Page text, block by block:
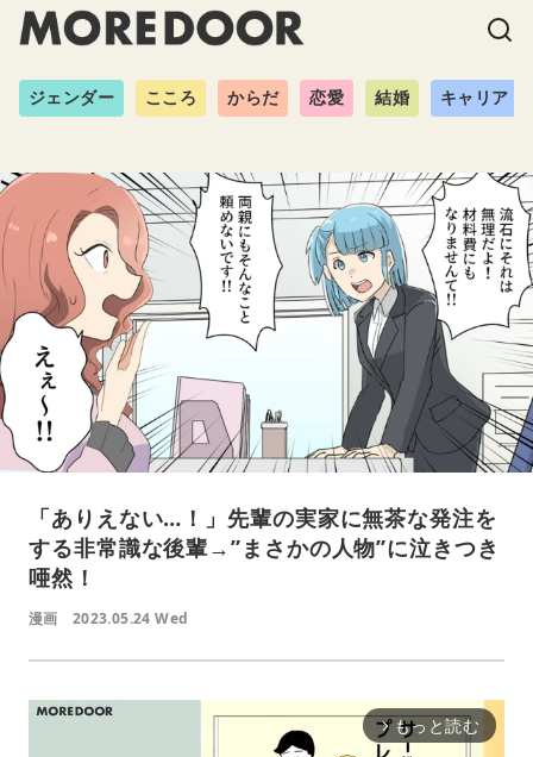
ジェンダー こころ からだ 恋愛 結婚 キャリア
「ありえない…！」先輩の実家に無茶な発注を
する非常識な後輩→”まさかの人物”に泣きつき
唖然！
漫画 2023.05.24 Wed
arrow_forward_ios もっと読む